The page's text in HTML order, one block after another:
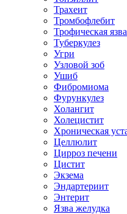
Трахеит
Тромбофлебит
Трофическая язва
Туберкулез
Угри
Узловой зоб
Ушиб
Фибромиома
Фурункулез
Холангит
Холецистит
Хроническая
Целлюлит
Цирроз печени
Цистит
Экзема
Эндартериит
Энтерит
Язва желудка